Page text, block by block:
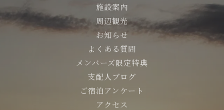
施設案内
周辺観光
お知らせ
よくある質問
メンバーズ限定特典
支配人ブログ
ご宿泊アンケート
アクセス